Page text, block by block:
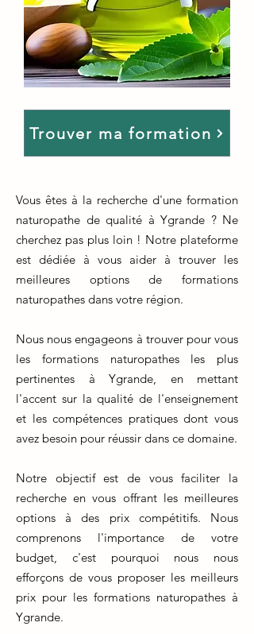
Trouver ma formation
Vous êtes à la recherche d'une formation
naturopathe de qualité à Ygrande ? Ne
cherchez pas plus loin ! Notre plateforme
est dédiée à vous aider à trouver les
meilleures options de formations
naturopathes dans votre région.
Nous nous engageons à trouver pour vous
les formations naturopathes les plus
pertinentes à Ygrande, en mettant
l'accent sur la qualité de l'enseignement
et les compétences pratiques dont vous
avez besoin pour réussir dans ce domaine.
Notre objectif est de vous faciliter la
recherche en vous offrant les meilleures
options à des prix compétitifs. Nous
comprenons l'importance de votre
budget, c'est pourquoi nous nous
efforçons de vous proposer les meilleurs
prix pour les formations naturopathes à
Ygrande.